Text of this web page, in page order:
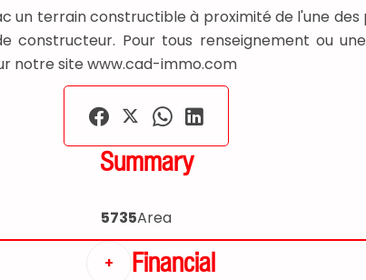
un terrain constructible à proximité de l'une
Pour tous renseignement ou
notre site www.cad-immo.com
Summary
5735Area
+ Financial